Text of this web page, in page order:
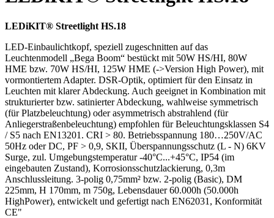
LEDiKIT® Streetlight HS.18
LED-Einbaulichtkopf, speziell zugeschnitten auf das
Leuchtenmodell „Bega Boom“ bestückt mit 50W HS/HI, 80W
HME bzw. 70W HS/HI, 125W HME (->Version High Power), mit
vormontiertem Adapter. DSR-Optik, optimiert für den Einsatz in
Leuchten mit klarer Abdeckung. Auch geeignet in Kombination mit
strukturierter bzw. satinierter Abdeckung, wahlweise symmetrisch
(für Platzbeleuchtung) oder asymmetrisch abstrahlend (für
Anliegerstraßenbeleuchtung) empfohlen für Beleuchtungsklassen S4
/ S5 nach EN13201. CRI > 80. Betriebsspannung 180…250V/AC
50Hz oder DC, PF > 0,9, SKII, Überspannungsschutz (L - N) 6KV
Surge, zul. Umgebungstemperatur -40°C...+45°C, IP54 (im
eingebauten Zustand), Korrosionsschutzlackierung, 0,3m
Anschlussleitung. 3-polig 0,75mm² bzw. 2-polig (Basic), DM
225mm, H 170mm, m 750g, Lebensdauer 60.000h (50.000h
HighPower), entwickelt und gefertigt nach EN62031, Konformität
CE"